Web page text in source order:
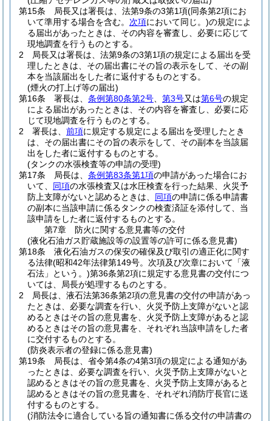
第15条
局長又は署長は、法第9条の3第1項(同条第2項にお
いて準用する場合を含む。 次項において同じ。)の規定によ
る届出があったときは、その内容を審査し、必要に応じて
現地調査を行うものとする。
2
局長又は署長は、法第9条の3第1項の規定による届出を受
理したときは、その届出書にその旨の表示をして、その副
本を当該届出をした者に返付するものとする。
(煙火の打上げ等の届出)
第16条
署長は、 条例第80条第2号 第3号又は第6号の規定
による届出があったときは、その内容を審査し、必要に応
じて現地調査を行うものとする。
2
署長は、 前項に規定する規定による届出を受理したとき
は、その届出書にその旨の表示をして、その副本を当該届
出をした者に返付するものとする。
(タンクの水張検査等の申請の受理)
第17条
局長は、 条例第83条第1項の申請があった場合にお
いて、 同項の水張検査又は水圧検査を行った結果、火災予
防上支障がないと認めるときは、 同項の申請に係る申請書
の副本に当該申請に係るタンクの検査済証を添付して、当
該申請をした者に返付するものとする。
第7章
防火に関する意見書等の交付
(液化石油ガス貯蔵施設等の設置等の許可に係る意見書)
第18条
液化石油ガスの保安の確保及び取引の適正化に関す
る法律(昭和42年法律第149号。次項及び次章において「液
石法」という。)第36条第2項に規定する意見書の交付につ
いては、局長が処理するものとする。
2
局長は、液石法第36条第2項の意見書の交付の申請があっ
たときは、必要な調査を行い、火災予防上支障がないと認
めるときはその旨の意見書を、火災予防上支障があると認
めるときはその旨の意見書を、それぞれ当該申請をした者
に交付するものとする。
(防炎表示者の登録に係る意見書)
第19条
局長は、省令第4条の4第3項の規定による通知があ
ったときは、必要な調査を行い、火災予防上支障がないと
認めるときはその旨の意見書を、火災予防上支障があると
認めるときはその旨の意見書を、それぞれ消防庁長官に送
付するものとする。
(消防法令に適合している旨の通知書に係る交付の申請書の